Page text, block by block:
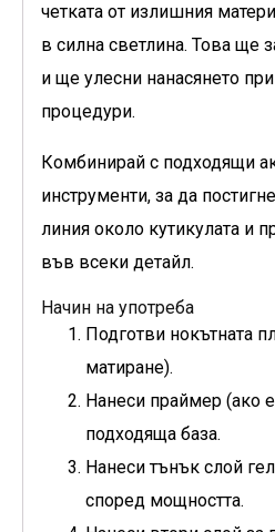
четката от излишния
в силна светлина. Това ще
и ще улесни нанасянето
процедури.
Комбинирай с подходящи
инструменти, за да
линия около кутикулата и
във всеки детайл.
Начин на употреба
Подготви нокътната
матиране).
Нанеси праймер (ако
подходяща база.
Нанеси тънък слой
според мощността.